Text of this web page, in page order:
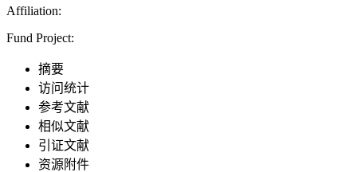
Affiliation:
Fund Project:
摘要
访问统计
参考文献
相似文献
引证文献
资源附件